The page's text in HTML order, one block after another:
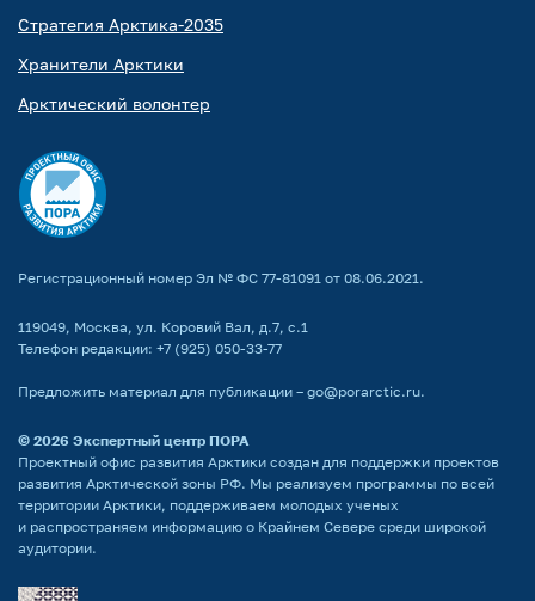
Стратегия Арктика-2035
Хранители Арктики
Арктический волонтер
Регистрационный номер Эл № ФС 77-81091 от 08.06.2021.
119049, Москва, ул. Коровий Вал, д.7, с.1
Телефон редакции: +7 (925) 050-33-77
Предложить материал для публикации – go@porarctic.ru.
© 2026 Экспертный центр ПОРА
Проектный офис развития Арктики создан для поддержки проектов
развития Арктической зоны РФ. Мы реализуем программы по всей
территории Арктики, поддерживаем молодых ученых
и распространяем информацию о Крайнем Севере среди широкой
аудитории.